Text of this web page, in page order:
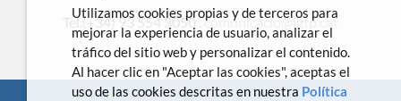
Tel.(+34) 93 554 3050 .comunicacio@igtp.cat
Utilizamos cookies propias y de terceros para
mejorar la experiencia de usuario, analizar el
tráfico del sitio web y personalizar el contenido.
Al hacer clic en "Aceptar las cookies", aceptas el
uso de las cookies descritas en nuestra Política